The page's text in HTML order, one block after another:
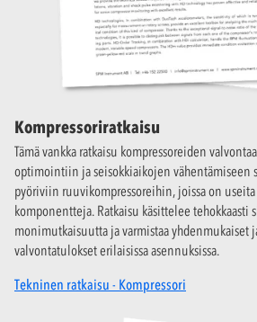
Kompressoriratkaisu
Tämä vankka ratkaisu kompressoreiden
optimointiin ja seisokkiaikojen vähentämiseen
pyöriviin ruuvikompressoreihin, joissa on
komponentteja. Ratkaisu käsittelee tehokkaasti
monimutkaisuutta ja varmistaa yhdenmukaiset
valvontatulokset erilaisissa asennuksissa.
Tekninen ratkaisu - Kompressori